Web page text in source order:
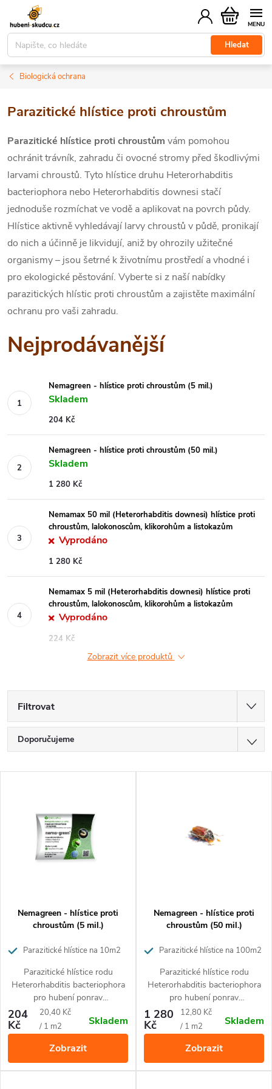
obsah
Hledat
Nákupní
košík
Biologická ochrana
Parazitické hlístice proti chroustům
Parazitické hlístice proti chroustům vám pomohou
ochránit trávník, zahradu či ovocné stromy před škodlivými
larvami chroustů. Tyto hlístice druhu Heterorhabditis
bacteriophora nebo Heterorhabditis downesi stačí
jednoduše rozmíchat ve vodě a aplikovat na povrch půdy.
Hlístice aktivně vyhledávají larvy chroustů v půdě, pronikají
do nich a účinně je likvidují, aniž by ohrozily užitečné
organismy – jsou šetrné k životnímu prostředí a vhodné i
pro ekologické pěstování. Vyberte si z naší nabídky
parazitických hlístic proti chroustům a zajistěte maximální
ochranu pro vaši zahradu.
Nejprodávanější
Nemagreen - hlístice proti chroustům (5 mil.)
Skladem
204 Kč
Nemagreen - hlístice proti chroustům (50 mil.)
Skladem
1 280 Kč
Nemamax 50 mil (Heterorhabditis downesi) hlístice proti
chroustům, lalokonoscům, klikorohům a listokazům
Vyprodáno
1 280 Kč
Nemamax 5 mil (Heterorhabditis downesi) hlístice proti
chroustům, lalokonoscům, klikorohům a listokazům
Vyprodáno
224 Kč
Zobrazit více produktů
Filtrovat
Ř
a
p
o
d
u
k
t
Doporučujeme
Nejprodávanější
Abecedně
p
r
o
d
u
k
Nemagreen - hlístice proti
chroustům (5 mil.)
Parazitické hlístice na 10m2
Parazitické hlístice rodu
Heterorhabditis bacteriophora
pro hubení ponrav
chroustů, chroustků, listokazů
a dalších škodlivých larev.
Aplikace těchto
mikroskopických pomocníků je
ekologická, jednoduchá a velmi
účinná.
204
Kč
Měrná
cena:
20,40 Kč
/ 1 m2
Skladem
Zobrazit
Nemagreen - hlístice proti
chroustům (50 mil.)
Parazitické hlístice na 100m2
Parazitické hlístice rodu
Heterorhabditis bacteriophora
pro hubení ponrav
chroustů, chroustků, listokazů
a dalších škodlivých larev.
Aplikace těchto
mikroskopických pomocníků je
ekologická, jednoduchá a velmi
účinná.
1 280
Kč
Měrná
cena:
12,80 Kč
/ 1 m2
Skladem
Zobrazit